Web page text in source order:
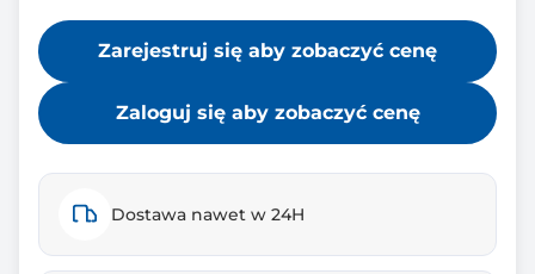
Zarejestruj się aby zobaczyć cenę
Zaloguj się aby zobaczyć cenę
Dostawa nawet w 24H